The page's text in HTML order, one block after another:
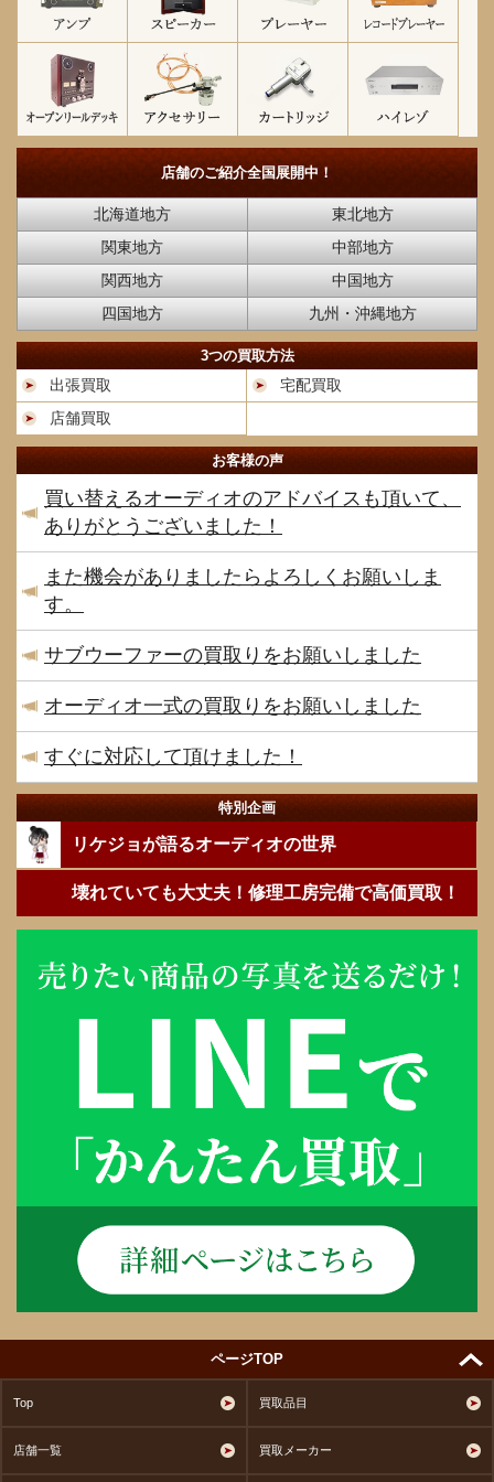
店舗のご紹介全国展開中！
北海道地方
東北地方
関東地方
中部地方
関西地方
中国地方
四国地方
九州・沖縄地方
3つの買取方法
出張買取
宅配買取
店舗買取
お客様の声
買い替えるオーディオのアドバイスも頂いて、
ありがとうございました！
また機会がありましたらよろしくお願いしま
す。
サブウーファーの買取りをお願いしました
オーディオ一式の買取りをお願いしました
すぐに対応して頂けました！
特別企画
リケジョが語るオーディオの世界
壊れていても大丈夫！修理工房完備で高価買取！
ページTOP
Top 買取品目
店舗一覧 買取メーカー